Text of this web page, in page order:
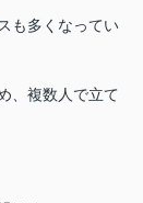
も多くなってい
、複数人で立て